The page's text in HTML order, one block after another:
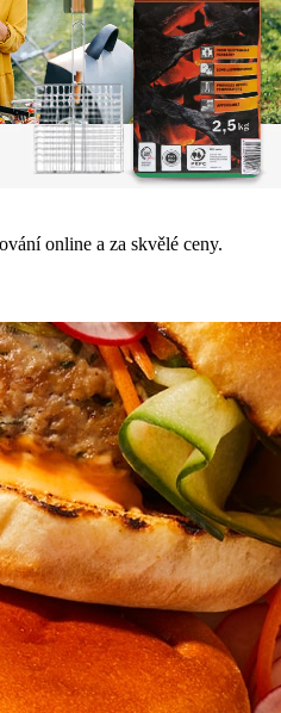
online a za skvělé ceny.